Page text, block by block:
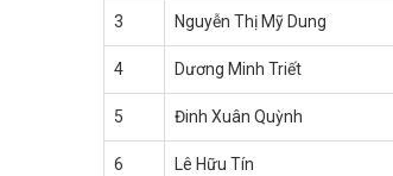
3 Nguyễn Thị Mỹ Dung
4 Dương Minh Triết
5 Đinh Xuân Quỳnh
6 Lê Hữu Tín